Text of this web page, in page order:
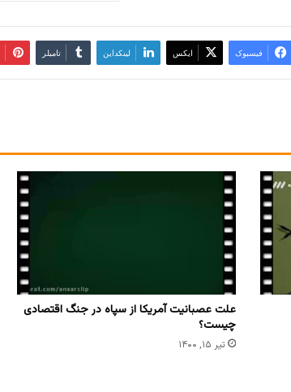
فیسبوک ایکس لینکداین تامبلر
علت عصبانیت آمریکا از سپاه در جنگ اقتصادی
چیست؟
تیر ۱۵, ۱۴۰۰